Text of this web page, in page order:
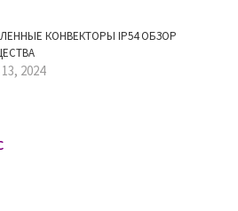
КОНВЕКТОРЫ IP54 ОБЗОР
2024